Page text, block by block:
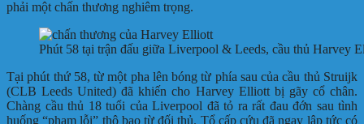
phải một chấn thương nghiêm trọng.
Phút 58 tại trận đấu giữa Liverpool & Leeds, cầu thủ Harvey
Tại phút thứ 58, từ một pha lên bóng từ phía sau của cầu thủ Struijk
(CLB Leeds United) đã khiến cho Harvey Elliott bị gãy cổ chân.
Chàng cầu thủ 18 tuổi của Liverpool đã tỏ ra rất đau đớn sau tình
huống “phạm lỗi” thô bạo từ đối thủ. Tổ cấp cứu đã ngay lập tức có